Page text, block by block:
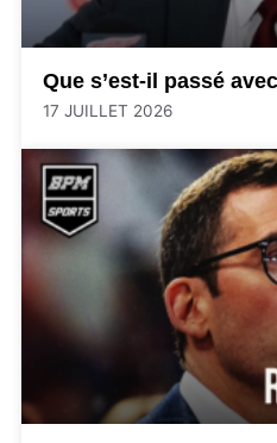
Que s’est-il passé
17 JUILLET 2026